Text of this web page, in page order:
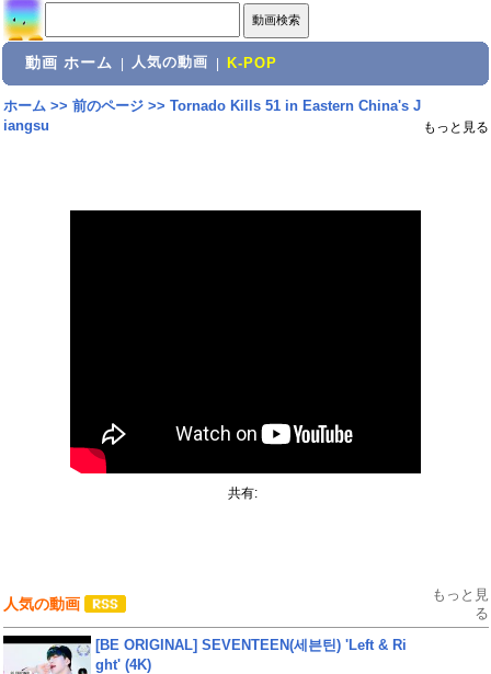
動画 ホーム 人気の動画 K-POP
ホーム>> 前のページ>> Tornado Kills 51 in Eastern China's J
iangsu
もっと見る
共有:
人気の動画
もっと見
る
[BE ORIGINAL] SEVENTEEN(세븐틴) 'Left & Ri
ght' (4K)